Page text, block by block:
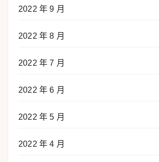
2022 年 9 月
2022 年 8 月
2022 年 7 月
2022 年 6 月
2022 年 5 月
2022 年 4 月